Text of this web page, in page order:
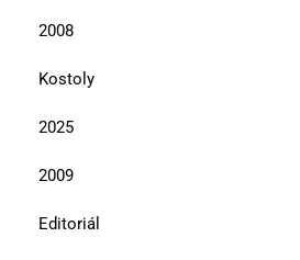
2008
Kostoly
2025
2009
Editoriál